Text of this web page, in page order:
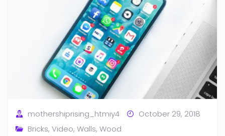
mothershiprising_htmiy4
October 29, 2018
Bricks, Video, Walls, Wood